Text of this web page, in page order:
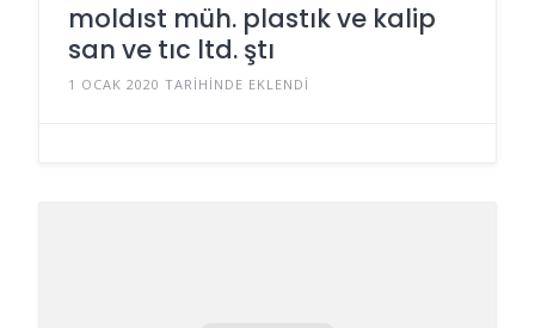
moldıst müh. plastık ve kalip
san ve tıc ltd. ştı
1 OCAK 2020 TARIHINDE EKLENDI